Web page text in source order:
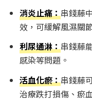
消炎止痛：串錢藤
效，可緩解風濕關
利尿通淋：串錢藤
感染等問題。
活血化瘀：串錢藤
治療跌打損傷、瘀